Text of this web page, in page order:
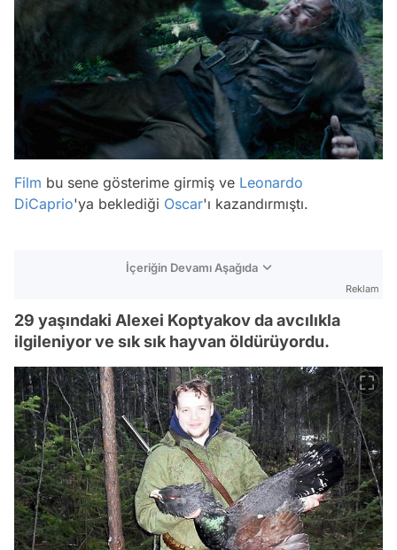
Film bu sene gösterime girmiş ve Leonardo
DiCaprio'ya beklediği Oscar'ı kazandırmıştı.
İçeriğin Devamı Aşağıda
Reklam
29 yaşındaki Alexei Koptyakov da avcılıkla
ilgileniyor ve sık sık hayvan öldürüyordu.